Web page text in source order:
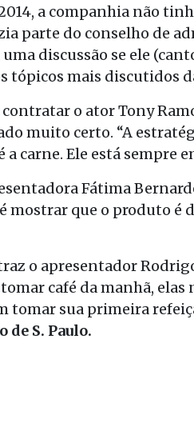
a companhia não
parte do conselho de
discussão se ele
tópicos mais discutidos
o ator Tony
muito certo. “A
carne. Ele está sempre
Fátima
mostrar que o produto é
o apresentador
café da manhã,
tomar sua primeira
de S. Paulo.